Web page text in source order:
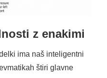
z enakimi
ima naš inteligentni
štiri glavne